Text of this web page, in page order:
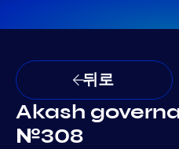
뒤로
Akash
№308